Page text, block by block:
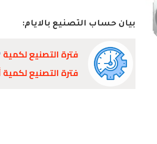
بيان حساب التصنيع بالايام:
فترة التصنيع لكمية
فترة التصنيع